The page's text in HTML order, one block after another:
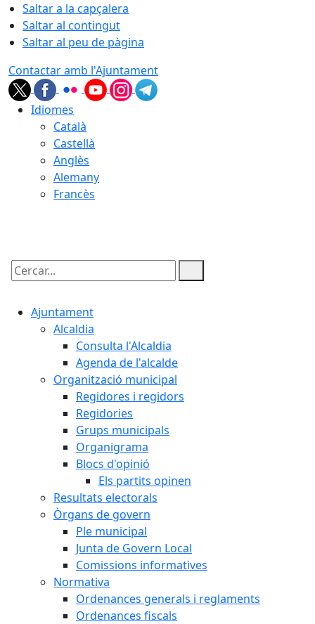
Saltar a la capçalera
Saltar al contingut
Saltar al peu de pàgina
Contactar amb l'Ajuntament
Idiomes
Català
Castellà
Anglès
Alemany
Francès
Cercar:
Ajuntament
Alcaldia
Consulta l'Alcaldia
Agenda de l'alcalde
Organització municipal
Regidores i regidors
Regidories
Grups municipals
Organigrama
Blocs d'opinió
Els partits opinen
Resultats electorals
Òrgans de govern
Ple municipal
Junta de Govern Local
Comissions informatives
Normativa
Ordenances generals i reglaments
Ordenances fiscals